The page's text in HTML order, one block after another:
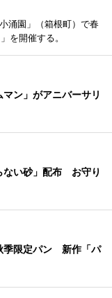
涌園」（箱根町）で春
を開催する。
ン」がアニバーサリ
ない砂」配布 お守り
季限定パン 新作「パ